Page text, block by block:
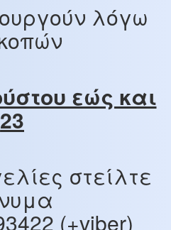
λόγω
εώς και
23
στείλτε
(+viber)